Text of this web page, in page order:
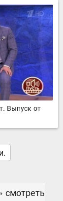
Выпуск от
смотреть